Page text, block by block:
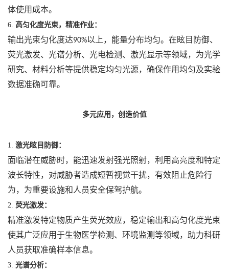
体使用成本。
6. 高匀化度光束，精准作业：
输出光束匀化度达90%以上，能量分布均匀。在眩目防御、
荧光激发、光谱分析、光电检测、激光显示等领域，为光学
研究、材料分析等提供稳定均匀光源，确保作用均匀及实验
数据准确可靠。
多元应用，创造价值
1. 激光眩目防御：
面临潜在威胁时，能迅速发射强光照射，利用高亮度和特定
波长特性，对威胁者造成短暂视觉干扰，有效阻止危险行
为，为重要设施和人员安全保驾护航。
2. 荧光激发：
精准激发特定物质产生荧光效应，稳定输出和高匀化度光束
使其广泛应用于生物医学检测、环境监测等领域，助力科研
人员获取准确样本信息。
3. 光谱分析：